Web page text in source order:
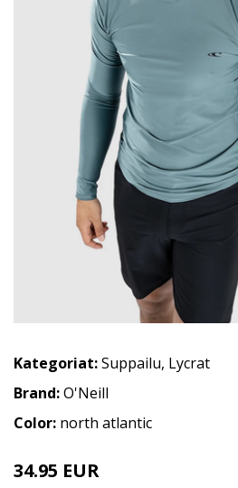
Kategoriat:Suppailu, Lycrat
Brand:O'Neill
Color: north atlantic
34.95 EUR